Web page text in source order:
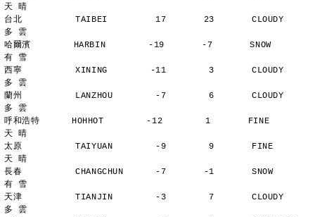
天 晴
台北          TAIBEI         17       23       CLOUDY
多 雲
哈爾濱        HARBIN        -19       -7       SNOW
有 雪
西寧          XINING        -11        3       CLOUDY
多 雲
蘭州          LANZHOU        -7        6       CLOUDY
多 雲
呼和浩特      HOHHOT        -12        1       FINE
天 晴
太原          TAIYUAN        -9        9       FINE
天 晴
長春          CHANGCHUN      -7       -1       SNOW
有 雪
天津          TIANJIN        -3        7       CLOUDY
多 雲